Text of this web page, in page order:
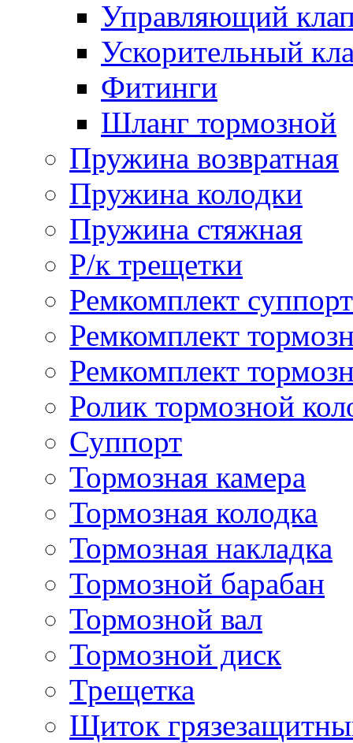
Управляющий
Ускорительный
Фитинги
Шланг тормозной
Пружина возвратная
Пружина колодки
Пружина стяжная
Р/к трещетки
Ремкомплект
Ремкомплект
Ремкомплект
Ролик тормозной
Суппорт
Тормозная камера
Тормозная колодка
Тормозная накладка
Тормозной барабан
Тормозной вал
Тормозной диск
Трещетка
Щиток